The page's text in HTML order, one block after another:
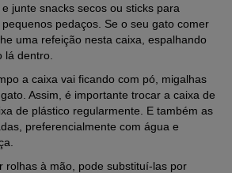
junte snacks secos ou sticks para
pedaços. Se o seu gato comer
uma refeição nesta caixa, espalhando
dentro.
a caixa vai ficando com pó, migalhas
Assim, é importante trocar a caixa de
de plástico regularmente. E também as
preferencialmente com água e
rolhas à mão, pode substituí-las por